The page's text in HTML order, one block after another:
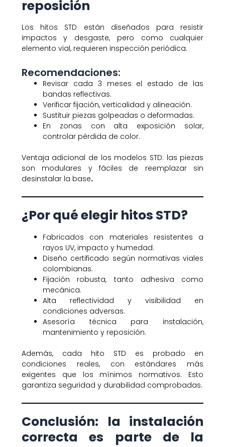
reposición
Los hitos STD están diseñados para resistir
impactos y desgaste, pero como cualquier
elemento vial, requieren inspección periódica.
Recomendaciones:
Revisar cada 3 meses el estado de las
bandas reflectivas.
Verificar fijación, verticalidad y alineación.
Sustituir piezas golpeadas o deformadas.
En zonas con alta exposición solar,
controlar pérdida de color.
Ventaja adicional de los modelos STD: las piezas
son modulares y fáciles de reemplazar sin
desinstalar la base.
¿Por qué elegir hitos STD?
Fabricados con materiales resistentes a
rayos UV, impacto y humedad.
Diseño certificado según normativas viales
colombianas.
Fijación robusta, tanto adhesiva como
mecánica.
Alta reflectividad y visibilidad en
condiciones adversas.
Asesoría técnica para instalación,
mantenimiento y reposición.
Además, cada hito STD es probado en
condiciones reales, con estándares más
exigentes que los mínimos normativos. Esto
garantiza seguridad y durabilidad comprobadas.
Conclusión: la instalación
correcta es parte de la